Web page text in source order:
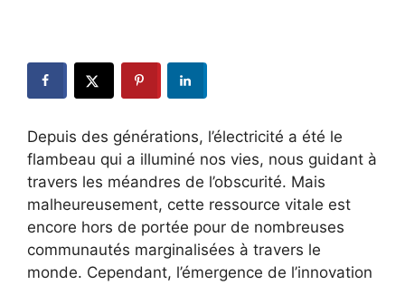
Depuis des générations,‍ l’électricité a été​ le
flambeau qui a illuminé⁤ nos vies, nous ⁤guidant à
⁣travers les‌ méandres de ⁢l’obscurité. Mais
malheureusement, cette ressource vitale est‍
encore hors ⁤de portée pour de nombreuses
communautés marginalisées à travers le
monde. Cependant, l’émergence de ‌l’innovation